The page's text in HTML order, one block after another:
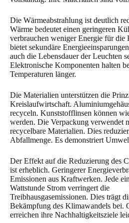
Die Wärmeabstrahlung ist deutlich
Wärme bedeutet einen geringeren
verbrauchen weniger Energie für die
bietet sekundäre
auch die Lebensdauer der Leuchten
Elektronische Komponenten halten
Temperaturen länger.
Die Materialien unterstützen die
Kreislaufwirtschaft.
recyceln. Kunststofflinsen können
werden. Die Verpackung verwendet
recycelbare Materialien. Dies
Abfallmenge. Es demonstriert
Der Effekt auf die Reduzierung des
ist erheblich. Geringerer
Emissionen aus Kraftwerken. Jede
Wattstunde Strom verringert die
Treibhausgasemissionen. Dies trägt
Bekämpfung des Klimawandels bei.
erreichen ihre Nachhaltigkeitsziele